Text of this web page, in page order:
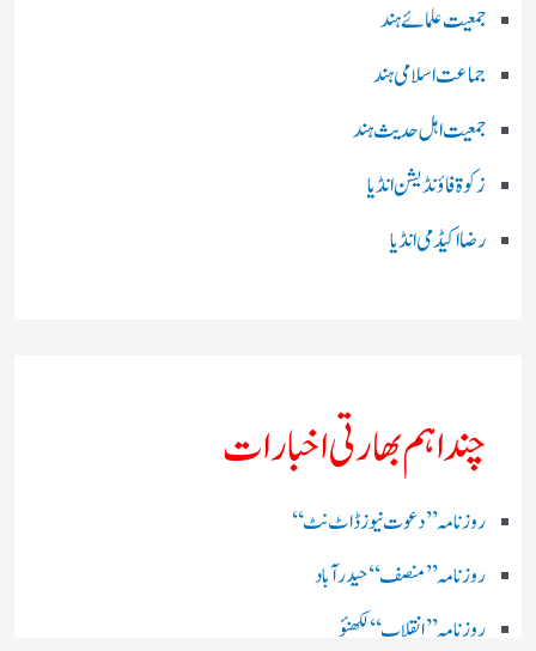
جمعیت علمائے ہند
جماعت اسلامی ہند
جمعیت اہل حدیث ہند
زکوۃ فاؤنڈیشن انڈیا
رضا اکیڈمی انڈیا
چند اہم بھارتی اخبارات
روز نامہ ’’ دعوت نیوز ڈاٹ نٹ‘‘
روزنامہ ’’ منصف‘‘ حیدر آباد
روزنامہ ’’ انقلاب‘‘ لکھنؤ